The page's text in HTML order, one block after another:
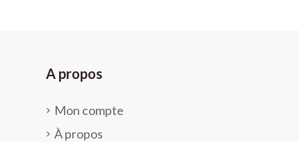
A propos
Mon compte
À propos